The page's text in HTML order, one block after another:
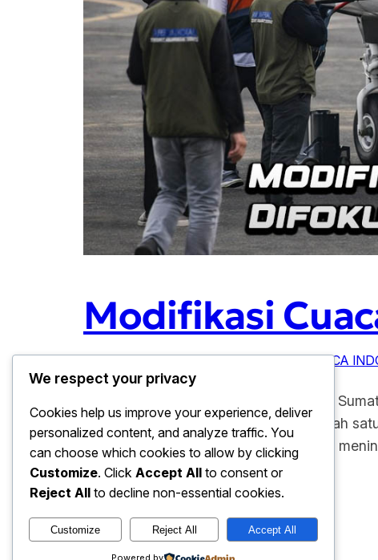
Modifikasi
Januari 20, 2026ANTISIPASI CUACA, CUACA
Modifikasi Cuaca BNPB Di fokuskan di
Penanggulangan Bencana (BNPB). Salah
Sumatera. Kebijakan ini di ambil seiring
baju hari ini
We respect your privacy
Cookies help us improve your experience, deliver
personalized content, and analyze traffic. You
can choose which cookies to allow by clicking
Customize. Click Accept All to consent or
Reject All to decline non-essential cookies.
Customize Reject All Accept All
Powered by